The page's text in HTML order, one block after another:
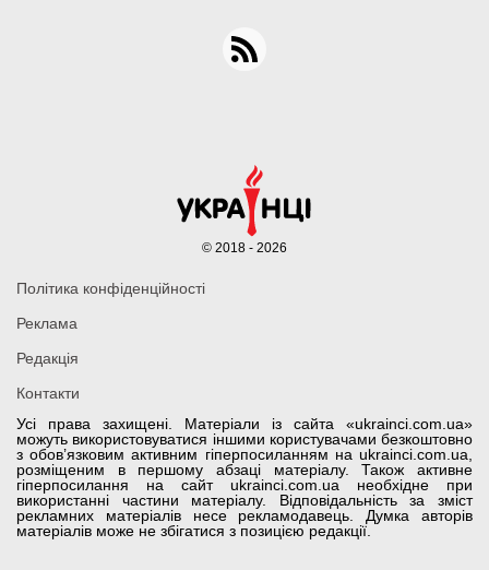
Усі права захищені. Матеріали із сайта «ukrainci.com.ua»
можуть використовуватися іншими користувачами безкоштовно
з обов’язковим активним гіперпосиланням на ukrainci.com.ua,
розміщеним в першому абзаці матеріалу. Також активне
гіперпосилання на сайт ukrainci.com.ua необхідне при
використанні частини матеріалу. Відповідальність за зміст
рекламних матеріалів несе рекламодавець. Думка авторів
матеріалів може не збігатися з позицією редакції.
Політика конфіденційності
Реклама
Редакція
Контакти
© 2018 - 2026